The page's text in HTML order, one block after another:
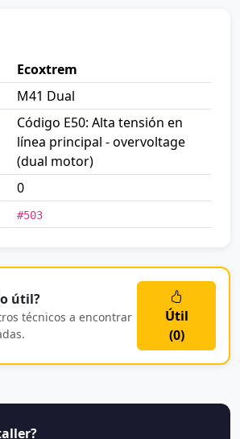
Ecoxtrem
M41 Dual
Código E50: Alta tensión en
línea principal - overvoltage
(dual motor)
0
#503
útil?
técnicos a encontrar
Útil
(0)